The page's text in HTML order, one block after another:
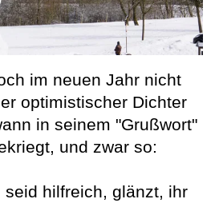
im neuen Jahr nicht
optimistischer Dichter
in seinem "Grußwort"
und zwar so:
seid hilfreich, glänzt, ihr